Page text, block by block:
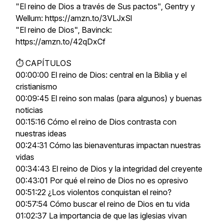
"El reino de Dios a través de Sus pactos", Gentry y
Wellum: https://amzn.to/3VLJxSl
"El reino de Dios", Bavinck:
https://amzn.to/42qDxCf
⏱ CAPÍTULOS
00:00:00 El reino de Dios: central en la Biblia y el
cristianismo
00:09:45 El reino son malas (para algunos) y buenas
noticias
00:15:16 Cómo el reino de Dios contrasta con
nuestras ideas
00:24:31 Cómo las bienaventuras impactan nuestras
vidas
00:34:43 El reino de Dios y la integridad del creyente
00:43:01 Por qué el reino de Dios no es opresivo
00:51:22 ¿Los violentos conquistan el reino?
00:57:54 Cómo buscar el reino de Dios en tu vida
01:02:37 La importancia de que las iglesias vivan